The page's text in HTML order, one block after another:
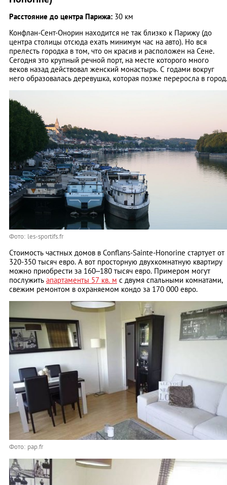
Расстояние до центра Парижа: 30 км
Конфлан-Сент-Онорин находится не так близко к Парижу (до
центра столицы отсюда ехать минимум час на авто). Но вся
прелесть городка в том, что он красив и расположен на Сене.
Сегодня это крупный речной порт, на месте которого много
веков назад действовал женский монастырь. С годами вокруг
него образовалась деревушка, которая позже переросла в город.
Фото: les-sportifs.fr
Стоимость частных домов в Conflans-Sainte-Honorine стартует от
320-350 тысяч евро. А вот просторную двухкомнатную квартиру
можно приобрести за 160–180 тысяч евро. Примером могут
послужить апартаменты 57 кв. м с двумя спальными комнатами,
свежим ремонтом в охраняемом кондо за 170 000 евро.
Фото: pap.fr